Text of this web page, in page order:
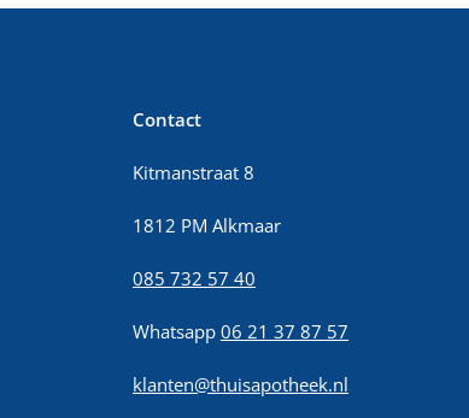
Contact
Kitmanstraat 8
1812 PM Alkmaar
085 732 57 40
Whatsapp06 21 37 87 57
klanten@thuisapotheek.nl